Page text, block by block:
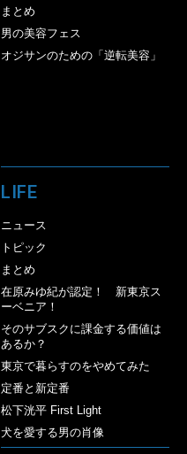
まとめ
男の美容フェス
オジサンのための「逆転美容」
LIFE
ニュース
トピック
まとめ
在原みゆ紀が認定！ 新東京ス
ーベニア！
そのサブスクに課金する価値は
あるか？
東京で暮らすのをやめてみた
定番と新定番
松下洸平 First Light
犬を愛する男の肖像